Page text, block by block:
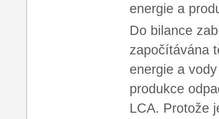
energie a
Do bilance
započítávána
energie a
produkce
LCA. Protože